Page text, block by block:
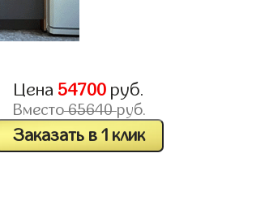
Цена 54700 руб.
Вместо65640руб.
Заказать в 1 клик